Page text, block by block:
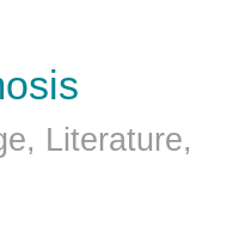
Literature,